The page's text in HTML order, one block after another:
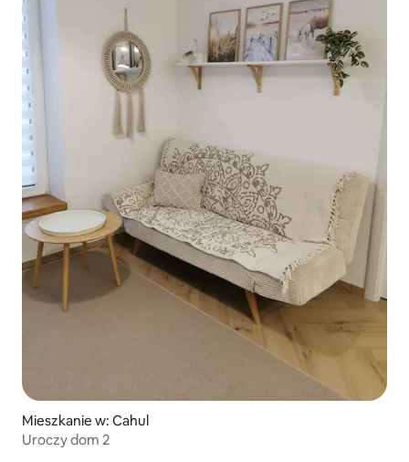
Mieszkanie w: Cahul
Uroczy dom 2